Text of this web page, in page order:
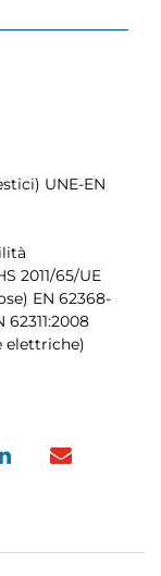
UNE-EN
2011/65/UE
EN 62368-
elettriche)